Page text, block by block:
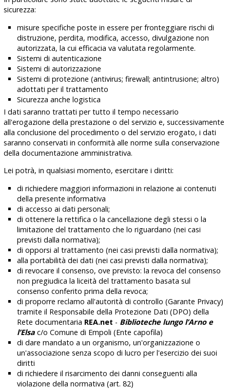
sicurezza:
misure specifiche poste in essere per fronteggiare rischi di
distruzione, perdita, modifica, accesso, divulgazione non
autorizzata, la cui efficacia va valutata regolarmente.
Sistemi di autenticazione
Sistemi di autorizzazione
Sistemi di protezione (antivirus; firewall; antintrusione; altro)
adottati per il trattamento
Sicurezza anche logistica
I dati saranno trattati per tutto il tempo necessario
all'erogazione della prestazione o del servizio e, successivamente
alla conclusione del procedimento o del servizio erogato, i dati
saranno conservati in conformità alle norme sulla conservazione
della documentazione amministrativa.
Lei potrà, in qualsiasi momento, esercitare idiritti:
di richiedere maggiori informazioni in relazione ai contenuti
della presente informativa
di accesso ai dati personali;
di ottenere la rettifica o la cancellazione degli stessi o la
limitazione del trattamento che lo riguardano (nei casi
previsti dalla normativa);
di opporsi al trattamento (nei casi previsti dalla normativa);
alla portabilità dei dati (nei casi previsti dalla normativa);
di revocare il consenso, ove previsto: la revoca del consenso
non pregiudica la liceità del trattamento basata sul
consenso conferito prima della revoca;
di proporre reclamo all'autorità di controllo (Garante Privacy)
tramite il Responsabile della Protezione Dati (DPO) della
Rete documentaria REA.net - Biblioteche lungo l’Arno e
l’Elsa c/o Comune di Empoli (Ente capofila)
di dare mandato a un organismo, un'organizzazione o
un'associazione senza scopo di lucro per l'esercizio dei suoi
diritti
di richiedere il risarcimento dei danni conseguenti alla
violazione della normativa (art. 82)